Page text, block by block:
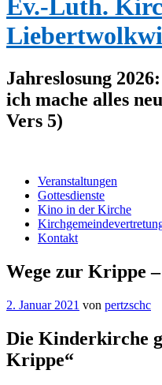
Ev.-Luth.
Jahreslosung
ich mache alles
Vers 5)
Veranstaltungen
Gottesdienste
Kino in der Kirche
Kontakt
Wege zur Krippe
2. Januar 2021 von pertzschc
Die Kinderkirche
Krippe“